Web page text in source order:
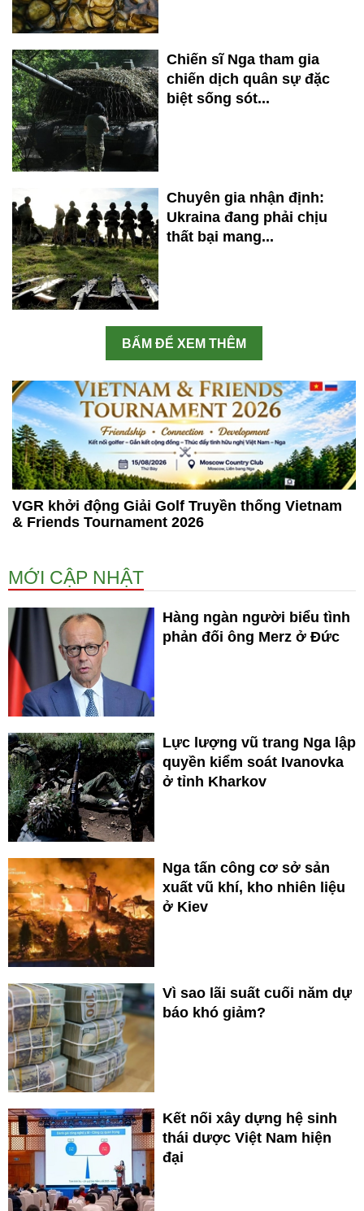
Chiến sĩ Nga tham gia
chiến dịch quân sự đặc
biệt sống sót...
Chuyên gia nhận định:
Ukraina đang phải chịu
thất bại mang...
BẤM ĐỂ XEM THÊM
VGR khởi động Giải Golf Truyền thống Vietnam
& Friends Tournament 2026
MỚI CẬP NHẬT
Hàng ngàn người biểu tình
phản đối ông Merz ở Đức
Lực lượng vũ trang Nga lập
quyền kiểm soát Ivanovka
ở tỉnh Kharkov
Nga tấn công cơ sở sản
xuất vũ khí, kho nhiên liệu
ở Kiev
Vì sao lãi suất cuối năm dự
báo khó giảm?
Kết nối xây dựng hệ sinh
thái dược Việt Nam hiện
đại